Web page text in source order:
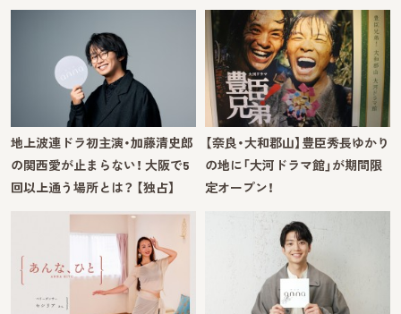
地上波連ドラ初主演・加藤清史郎
の関西愛が止まらない！ 大阪で5
回以上通う場所とは？ 【独占】
【奈良・大和郡山】豊臣秀長ゆかり
の地に「大河ドラマ館」が期間限
定オープン！